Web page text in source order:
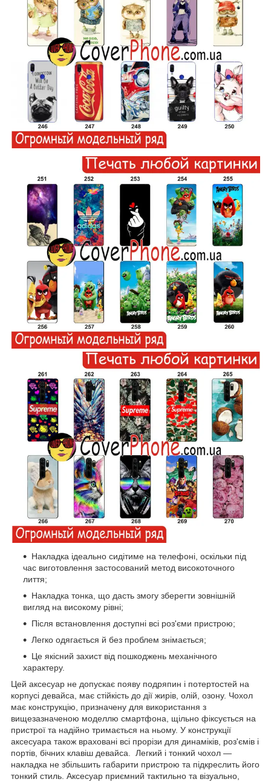
Накладка ідеально сидітиме на телефоні, оскільки під
час виготовлення застосований метод високоточного
лиття;
Накладка тонка, що дасть змогу зберегти зовнішній
вигляд на високому рівні;
Після встановлення доступні всі роз'єми пристрою;
Легко одягається й без проблем знімається;
Це якісний захист від пошкоджень механічного
характеру.
Цей аксесуар не допускає появу подряпин і потертостей на
корпусі девайса, має стійкість до дії жирів, олій, озону. Чохол
має конструкцію, призначену для використання з
вищезазначеною моделлю смартфона, щільно фіксується на
пристрої та надійно тримається на ньому. У конструкції
аксесуара також враховані всі прорізи для динаміків, роз'ємів і
портів, бічних клавіш девайса. Легкий і тонкий чохол —
накладка не збільшить габарити пристрою та підкреслить його
тонкий стиль. Аксесуар приємний тактильно та візуально,